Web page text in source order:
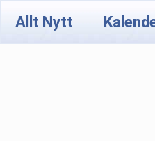
Allt Nytt